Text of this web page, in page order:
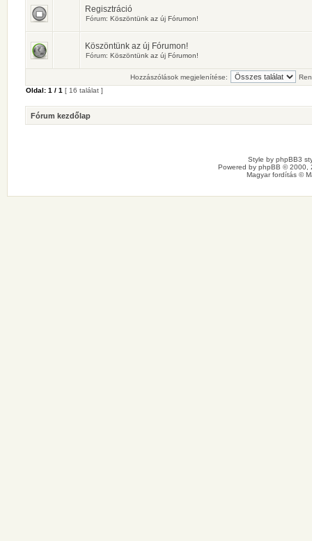
Regisztráció
Fórum: Köszöntünk az új Fórumon!
Köszöntünk az új Fórumon!
Fórum: Köszöntünk az új Fórumon!
Hozzászólások megjelenítése:
Oldal: 1 / 1 [ 16 találat ]
Fórum kezdőlap
Style by phpBB3
Powered by phpBB © 2000,
Magyar fordítás ©